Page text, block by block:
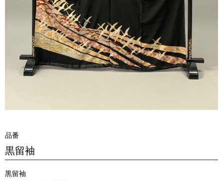
品番
黒留袖
黒留袖